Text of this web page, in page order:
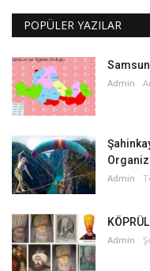
POPÜLER YAZILAR
Admin
Admin
Admin